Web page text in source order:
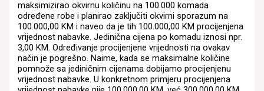
maksimizirao okvirnu količinu na 100.000 komada
određene robe i planirao zaključiti okvirni sporazum na
100.000,00 KM i naveo da je tih 100.000,00 KM procijenjena
vrijednost nabavke. Jedinična cijena po komadu iznosi npr.
3,00 KM. Određivanje procijenjene vrijednosti na ovakav
način je pogrešno. Naime, kada se maksimalne količine
pomnože sa jediničnim cijenama dobijamo procijenjenu
vrijednost nabavke. U konkretnom primjeru procijenjena